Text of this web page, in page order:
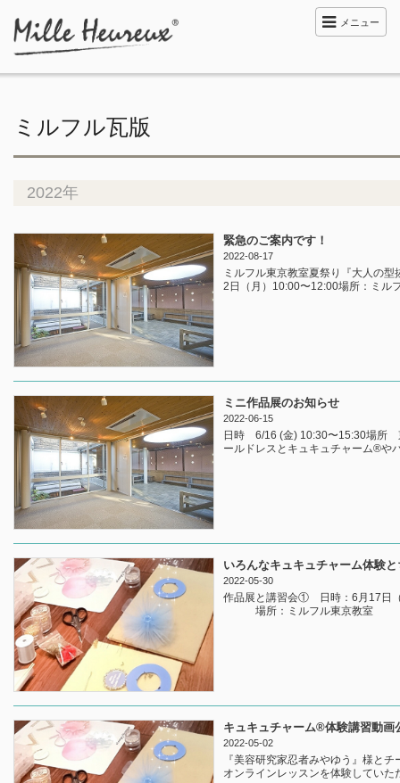
メニュー
ミルフル瓦版
2022年
緊急のご案内です！
2022-08-17
ミルフル東京教室夏祭り『大人の
2日（月）10:00〜12:00場所：ミル
ミニ作品展のお知らせ
2022-06-15
日時 6/16 (金) 10:30〜15:30場所
ールドレスとキュキュチャーム®︎や
いろんなキュキュチャーム体験
2022-05-30
作品展と講習会① 日時：6
場所：ミルフル東
キュキュチャーム®︎体験講習動画
2022-05-02
『美容研究家忍者みやゆう』様と
オンラインレッスンを体験してい